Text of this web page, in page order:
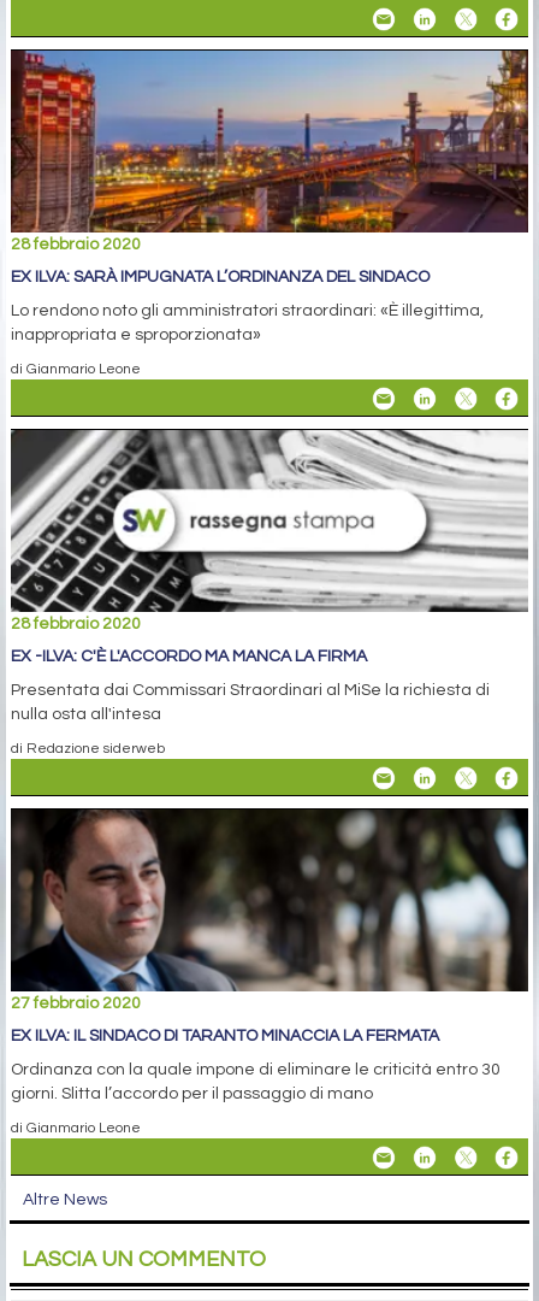
28 febbraio 2020
EX ILVA: SARÀ IMPUGNATA L’ORDINANZA DEL SINDACO
Lo rendono noto gli amministratori straordinari: «È illegittima,
inappropriata e sproporzionata»
di Gianmario Leone
28 febbraio 2020
EX -ILVA: C'È L'ACCORDO MA MANCA LA FIRMA
Presentata dai Commissari Straordinari al MiSe la richiesta di
nulla osta all'intesa
di Redazione siderweb
27 febbraio 2020
EX ILVA: IL SINDACO DI TARANTO MINACCIA LA FERMATA
Ordinanza con la quale impone di eliminare le criticità entro 30
giorni. Slitta l’accordo per il passaggio di mano
di Gianmario Leone
Altre News
LASCIA UN COMMENTO